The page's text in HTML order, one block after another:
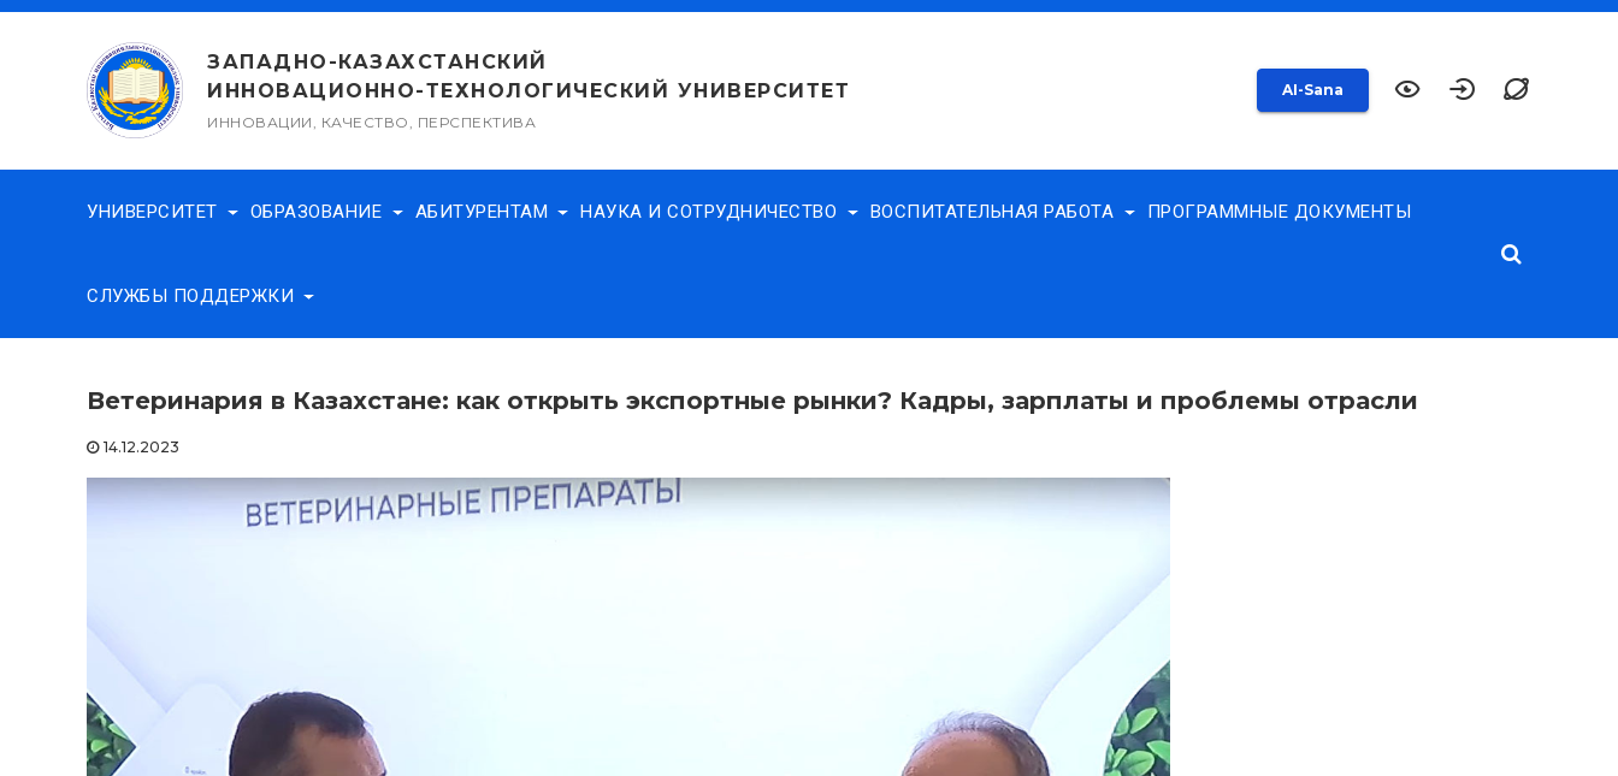
Перейти
содержимому
ЗАПАДНО-КАЗАХСТАНСКИЙ
ИННОВАЦИОННО-ТЕХНОЛОГИЧЕСКИЙ УНИВЕРСИТЕТ
ИННОВАЦИИ, КАЧЕСТВО, ПЕРСПЕКТИВА
AI-Sana
УНИВЕРСИТЕТ ОБРАЗОВАНИЕ АБИТУРЕНТАМ НАУКА И СОТРУДНИЧЕСТВО ВОСПИТАТЕЛЬНАЯ РАБОТА ПРОГРАММНЫЕ ДОКУМЕНТЫ
СЛУЖБЫ ПОДДЕРЖКИ
Ветеринария в Казахстане: как открыть экспортные рынки? Кадры, зарплаты и проблемы отрасли
14.12.2023